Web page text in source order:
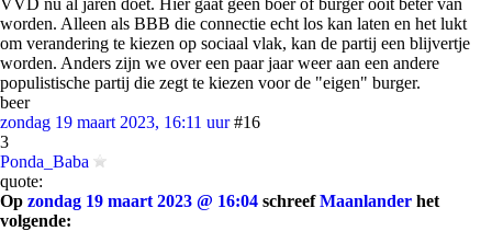
VVD nu al jaren doet. Hier gaat geen boer of burger ooit beter van
worden. Alleen als BBB die connectie echt los kan laten en het lukt
om verandering te kiezen op sociaal vlak, kan de partij een blijvertje
worden. Anders zijn we over een paar jaar weer aan een andere
populistische partij die zegt te kiezen voor de "eigen" burger.
beer
zondag 19 maart 2023, 16:11 uur #16
3
Ponda_Baba
quote:
Op zondag 19 maart 2023 @ 16:04 schreefMaanlander het
volgende: